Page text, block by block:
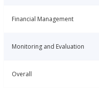
Financial Management
Monitoring and Evaluation
Overall